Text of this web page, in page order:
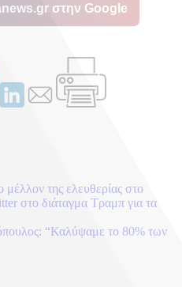
στην Google
μέλλον της ελευθερίας στο
στο διάταγμα Τραμπ για τα
“Καλύψαμε το 80% των